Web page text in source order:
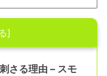
さる理由 – スモ